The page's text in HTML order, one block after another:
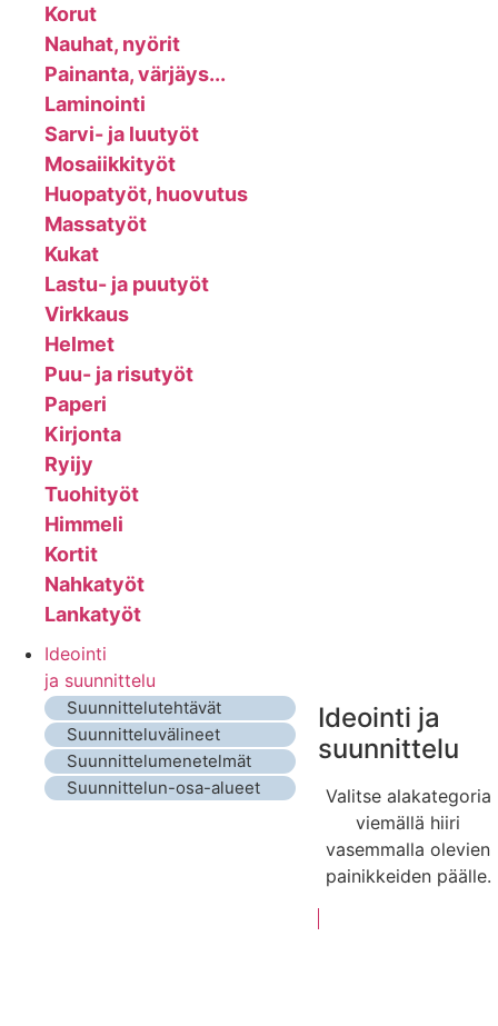
Korut
Nauhat, nyörit
Painanta, värjäys...
Laminointi
Sarvi- ja luutyöt
Mosaiikkityöt
Huopatyöt, huovutus
Massatyöt
Kukat
Lastu- ja puutyöt
Virkkaus
Helmet
Puu- ja risutyöt
Paperi
Kirjonta
Ryijy
Tuohityöt
Himmeli
Kortit
Nahkatyöt
Lankatyöt
Ideointi
ja suunnittelu
Suunnittelutehtävät
Suunnitteluvälineet
Suunnittelumenetelmät
Suunnittelun-osa-alueet
Ideointi ja
suunnittelu
Valitse alakategoria
viemällä hiiri
vasemmalla olevien
painikkeiden päälle.